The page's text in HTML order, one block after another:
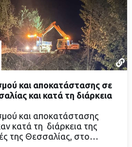
ΠΕΡΙΣΣΟΤΕΡΑ
και αποκατάστασης σε
και κατά τη διάρκεια
και αποκατάστασης
κατά τη διάρκεια της
της Θεσσαλίας, στο…